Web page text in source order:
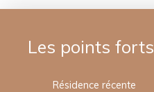
Les points forts
Résidence récente